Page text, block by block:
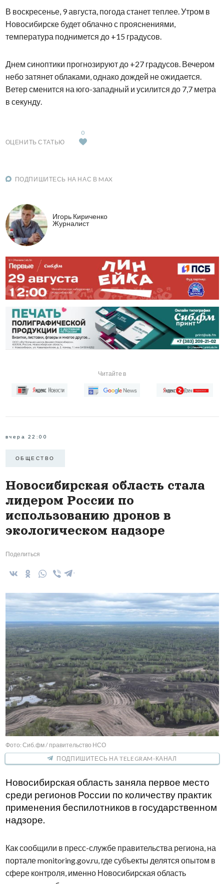
В воскресенье, 9 августа, погода станет теплее. Утром в
Новосибирске будет облачно с прояснениями,
температура поднимется до +15 градусов.
Днем синоптики прогнозируют до +27 градусов. Вечером
небо затянет облаками, однако дождей не ожидается.
Ветер сменится на юго-западный и усилится до 7,7 метра
в секунду.
ОЦЕНИТЬ СТАТЬЮ
0
ПОДПИШИТЕСЬ НА НАС В MAX
Игорь Кириченко
Журналист
Читайте в
вчера 22:00
ОБЩЕСТВО
Новосибирская область стала
лидером России по
использованию дронов в
экологическом надзоре
Поделиться
Фото: Сиб.фм / правительство НСО
ПОДПИШИТЕСЬ НА TELEGRAM-КАНАЛ
Новосибирская область заняла первое место
среди регионов России по количеству практик
применения беспилотников в государственном
надзоре.
Как сообщили в пресс-службе правительства региона, на
портале monitoring.gov.ru, где субъекты делятся опытом в
сфере контроля, именно Новосибирская область